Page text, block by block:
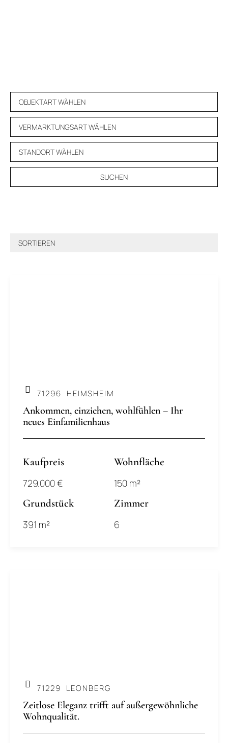
SUCHEN
71296 HEIMSHEIM
Ankommen, einziehen, wohlfühlen – Ihr
neues Einfamilienhaus
Kaufpreis
729.000 €
Wohnfläche
150 m²
Grundstück
391 m²
Zimmer
6
71229 LEONBERG
Zeitlose Eleganz trifft auf außergewöhnliche
Wohnqualität.